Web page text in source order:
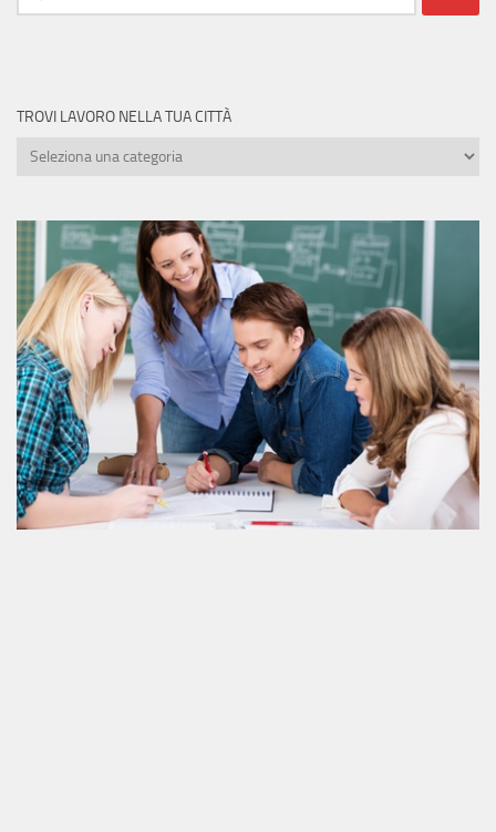
per:
TROVI LAVORO NELLA TUA CITTÀ
Trovi
tua
città